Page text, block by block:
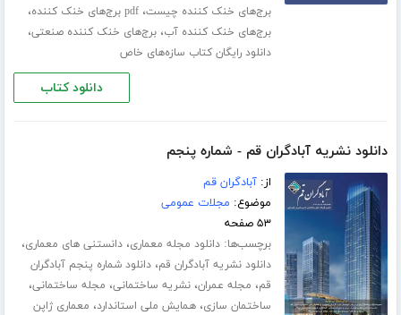
برج‌های خنک کننده چیست،pdf برج‌های خنک کننده ،
برج‌های خنک کننده آب،برج‌های خنک کننده صنعتی،
دانلود رایگان کتاب سازه‌های خاص
دانلود کتاب
دانلود نشریه آبادگران قم - شماره پنجم
از:آبادگران قم
موضوع: مجلات عمومی
۵۳ صفحه
برچسب‌ها:دانلود مجله معماری،دانستنی های معماری،
دانلود نشریه آبادگران قم،دانلود شماره پنجم آبادگران
قم، مجله عمران،نشریه ساختمانی، مجله ساختمانی،
ساختمان سازی،همایش ملی استاندارد، معماری ژاپن